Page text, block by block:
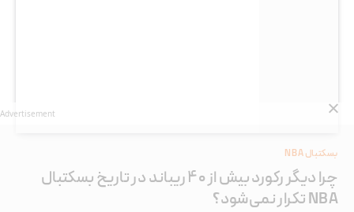
بسکتبال NBA
چرا دیگر رکورد بیش از ۴۰ ریباند در تاریخ بسکتبال
NBA تکرار نمی‌شود؟
Advertisement